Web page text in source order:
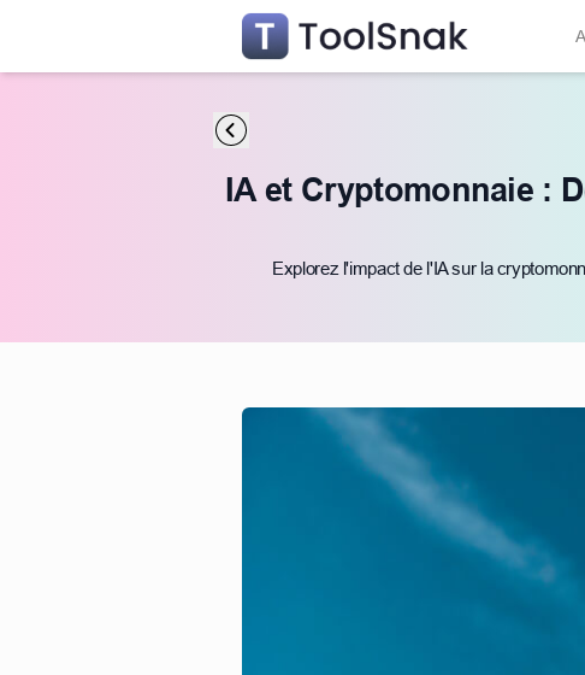
IA et Cryptomonnaie :
Explorez l'impact de l'IA sur la